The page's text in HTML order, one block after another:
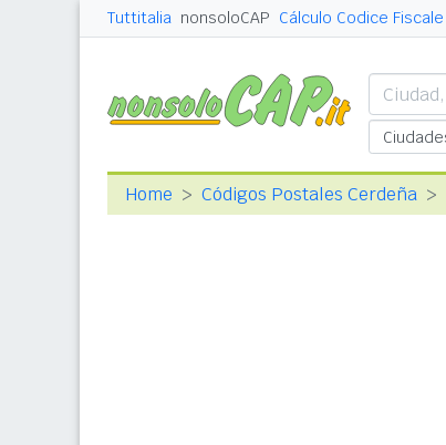
Tuttitalia nonsoloCAP Cálculo Codice Fiscale
Home Códigos Postales Cerdeña